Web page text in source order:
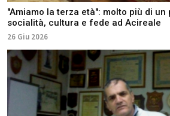
"Amiamo la terza età": molto più di
socialità, cultura e fede ad Acireale
26 Giu 2026